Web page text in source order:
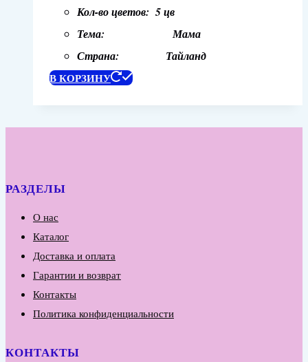
Кол-во цветов: 5 цв
Тема: Мама
Страна: Тайланд
В КОРЗИНУ
РАЗДЕЛЫ
О нас
Каталог
Доставка и оплата
Гарантии и возврат
Контакты
Политика конфиденциальности
КОНТАКТЫ